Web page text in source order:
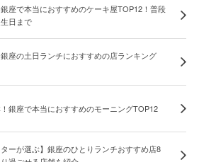
銀座で本当におすすめのケーキ屋TOP12！普段
日まで
銀座の土日ランチにおすすめの店ランキング
銀座で本当におすすめのモーニングTOP12
ターが選ぶ】銀座のひとりランチおすすめ店8